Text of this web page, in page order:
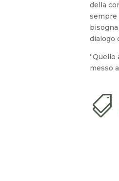
della
sempre
dialogo
messo
